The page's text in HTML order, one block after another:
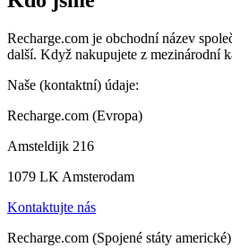
Recharge.com je obchodní název
další. Když nakupujete z mezinárodní
Naše (kontaktní) údaje:
Recharge.com (Evropa)
Amsteldijk 216
1079 LK Amsterodam
Kontaktujte nás
Recharge.com (Spojené státy americké)